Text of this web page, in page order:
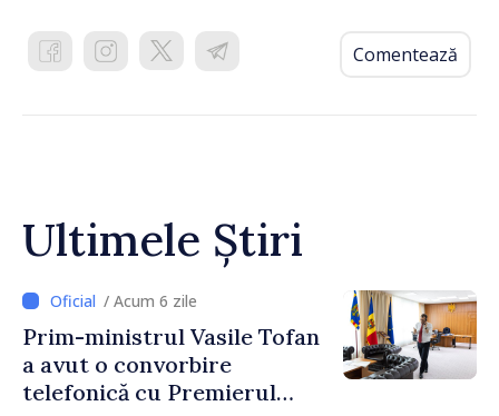
Comentează
Ultimele Știri
/ Acum 6 zile
Prim-ministrul Vasile Tofan
a avut o convorbire
telefonică cu Premierul